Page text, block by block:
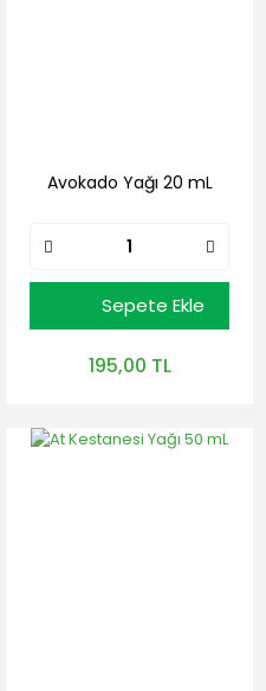
Avokado Yağı 20 mL
Sepete Ekle
195,00 TL